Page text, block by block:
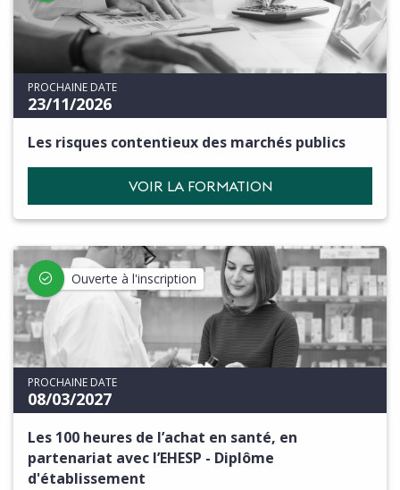
PROCHAINE DATE
23/11/2026
Les risques contentieux des marchés publics
VOIR LA FORMATION
Ouverte à l'inscription
PROCHAINE DATE
08/03/2027
Les 100 heures de l’achat en santé, en
partenariat avec l’EHESP - Diplôme
d'établissement